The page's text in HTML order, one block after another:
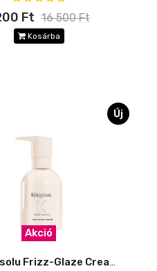
Ft 16 500 Ft
Kosárba
Új
Akció
Gloss Absolu Frizz-Glaze Cream 240 ml